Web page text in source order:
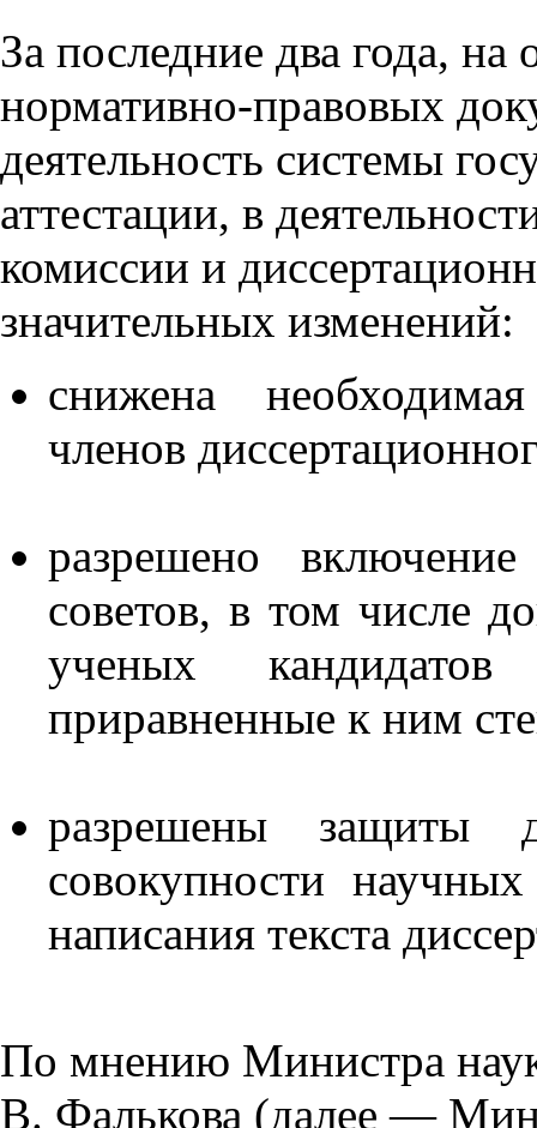
За последние два года,
нормативно-правовых
деятельность системы
аттестации, в
комиссии и
значительных изменений:
снижена
членов
разрешено
советов, в том числе
ученых
приравненные к ним
разрешены защиты
совокупности
написания текста
По мнению Министра
В. Фалькова (далее —